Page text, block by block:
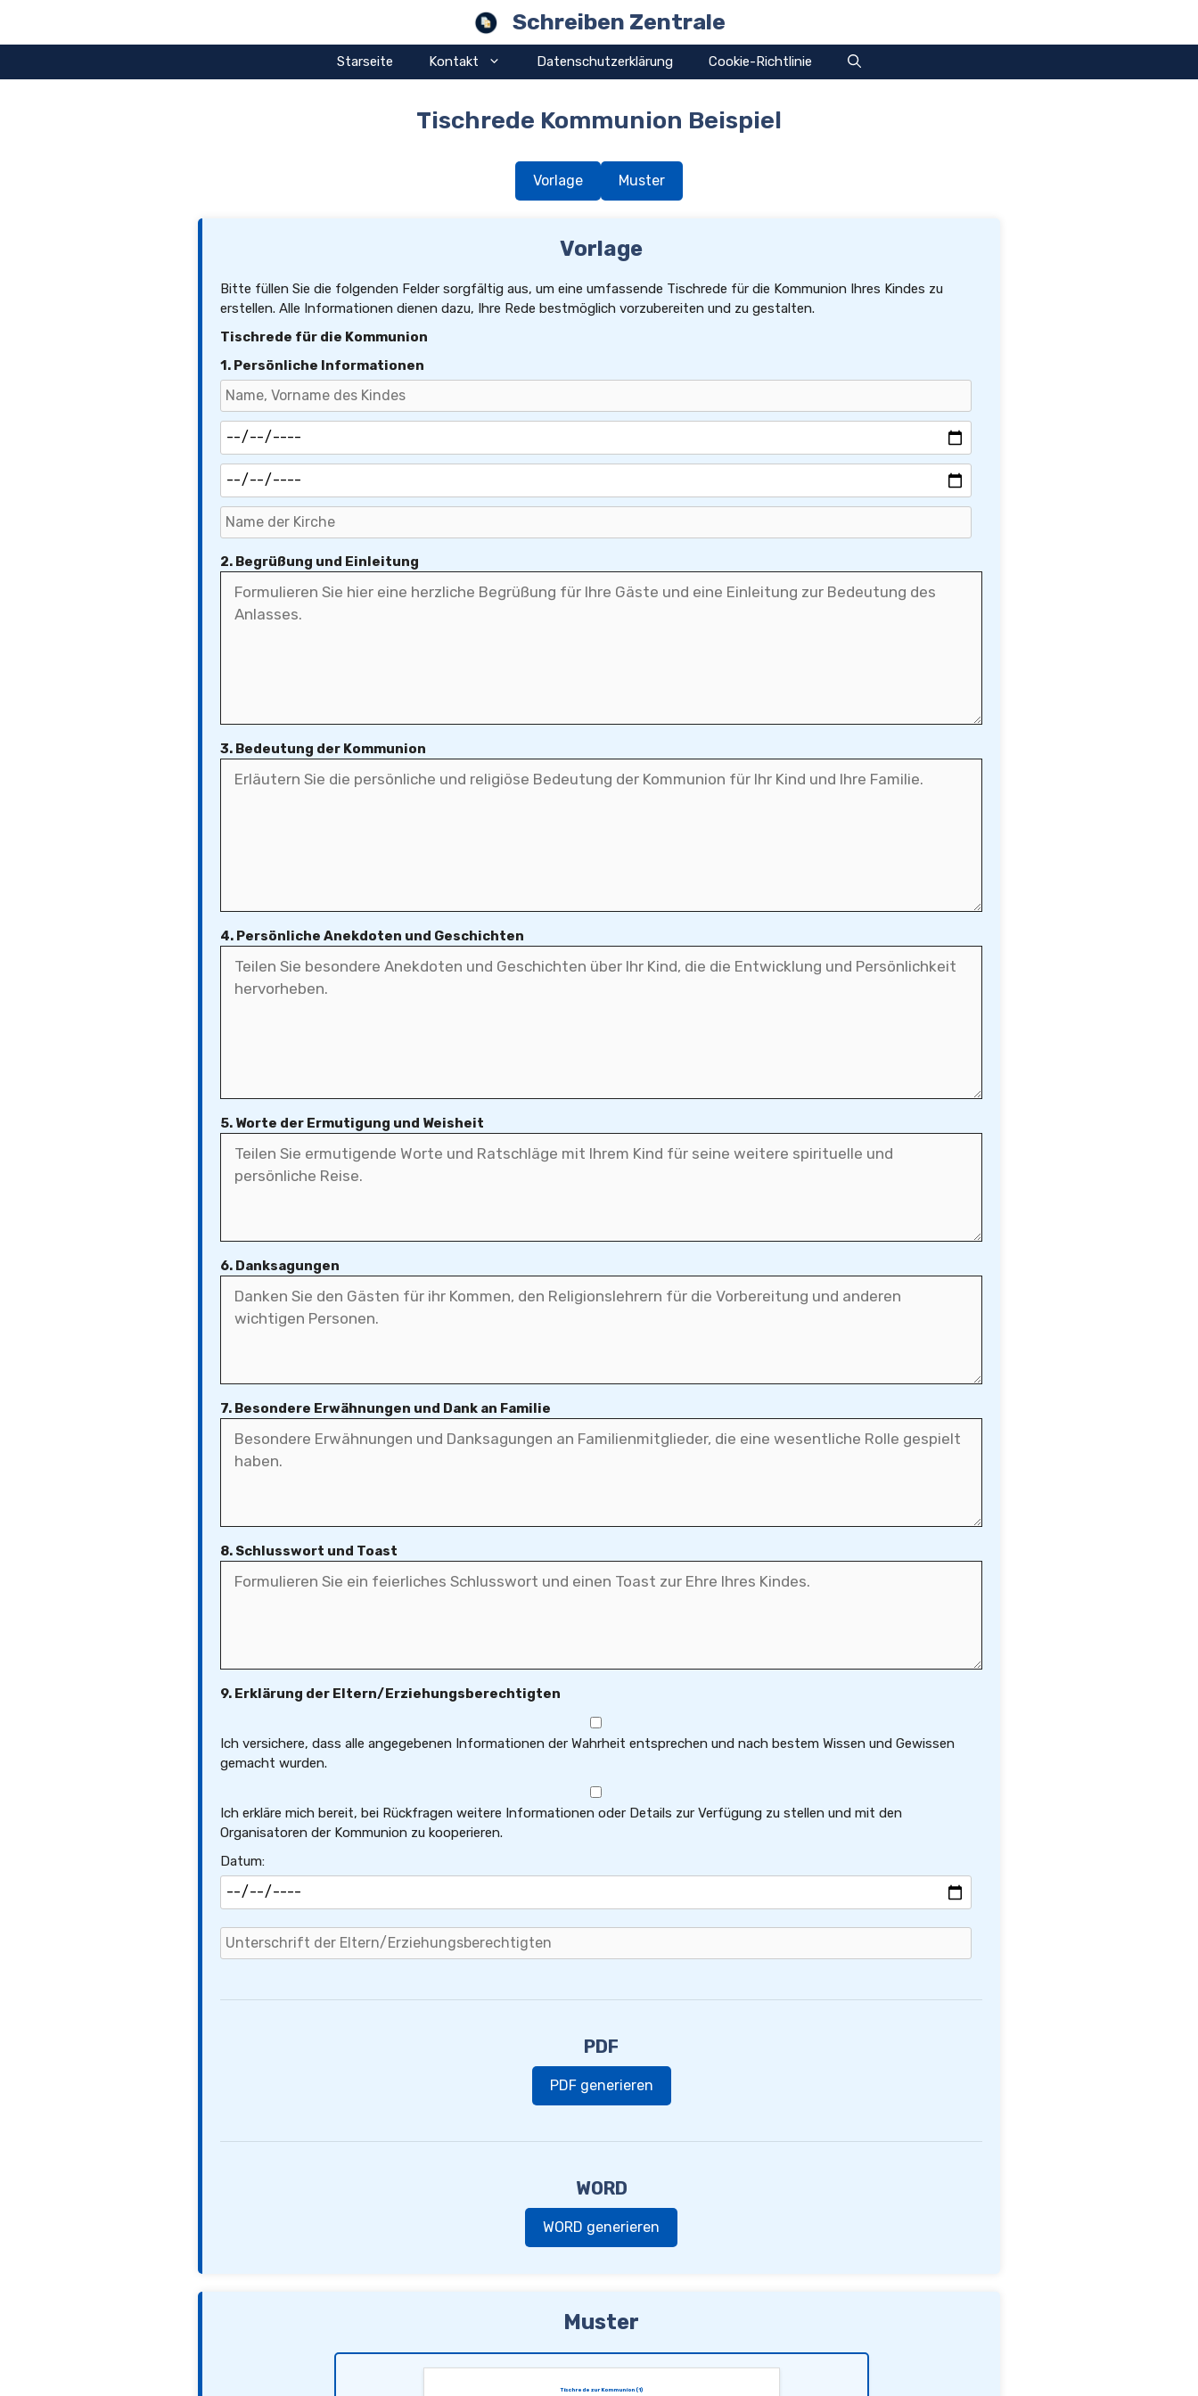
springen
Schreiben Zentrale
Starseite Kontakt Datenschutzerklärung Cookie-Richtlinie
Tischrede Kommunion Beispiel
Vorlage Muster
Vorlage
Bitte füllen Sie die folgenden Felder sorgfältig aus, um eine umfassende Tischrede für die Kommunion Ihres Kindes zu
erstellen. Alle Informationen dienen dazu, Ihre Rede bestmöglich vorzubereiten und zu gestalten.
Tischrede für die Kommunion
1. Persönliche Informationen
2. Begrüßung und Einleitung
3. Bedeutung der Kommunion
4. Persönliche Anekdoten und Geschichten
5. Worte der Ermutigung und Weisheit
6. Danksagungen
7. Besondere Erwähnungen und Dank an Familie
8. Schlusswort und Toast
9. Erklärung der Eltern/Erziehungsberechtigten
Ich versichere, dass alle angegebenen Informationen der Wahrheit entsprechen und nach bestem Wissen und Gewissen
gemacht wurden.
Ich erkläre mich bereit, bei Rückfragen weitere Informationen oder Details zur Verfügung zu stellen und mit den
Organisatoren der Kommunion zu kooperieren.
Datum:
PDF
PDF generieren
WORD
WORD generieren
Muster
Tischrede zur Kommunion (1)